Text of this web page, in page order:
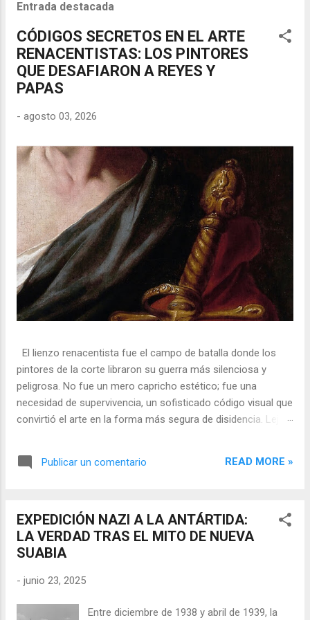
Entrada destacada
CÓDIGOS SECRETOS EN EL ARTE
RENACENTISTAS: LOS PINTORES
QUE DESAFIARON A REYES Y
PAPAS
- agosto 03, 2026
El lienzo renacentista fue el campo de batalla donde los
pintores de la corte libraron su guerra más silenciosa y
peligrosa. No fue un mero capricho estético; fue una
necesidad de supervivencia, un sofisticado código visual que
convirtió el arte en la forma más segura de disidencia. Lejos
artistas eran agentes dobles, equilibrando su necesidad de
mecenazgo real con la obligación de preservar su integridad
pintores encontraron en los símbolos, las distorsiones y los
objetos cotidianos un lenguaje cifrado capaz de eludir a los
censores y desafiar al trono. 🎭 La arquitectura del engaño
sino un objeto tridimensional y multifacético. Los pintores
de la corte eran los agentes dobles definitivos, y dominaban
Publicar un comentario READ MORE »
EXPEDICIÓN NAZI A LA ANTÁRTIDA:
LA VERDAD TRAS EL MITO DE NUEVA
SUABIA
- junio 23, 2025
Entre diciembre de 1938 y abril de 1939, la